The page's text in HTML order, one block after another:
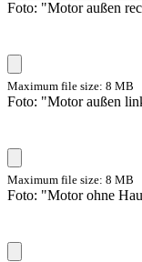
Foto: "Motor außen
Maximum file size: 8 MB
Foto: "Motor außen
Maximum file size: 8 MB
Foto: "Motor ohne